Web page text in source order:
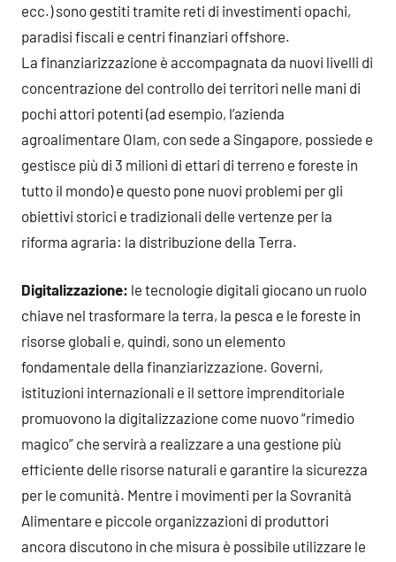
ecc.) sono gestiti tramite reti di investimenti opachi,
paradisi fiscali e centri finanziari offshore.
La finanziarizzazione è accompagnata da nuovi livelli di
concentrazione del controllo dei territori nelle mani di
pochi attori potenti (ad esempio, l’azienda
agroalimentare Olam, con sede a Singapore, possiede e
gestisce più di 3 milioni di ettari di terreno e foreste in
tutto il mondo) e questo pone nuovi problemi per gli
obiettivi storici e tradizionali delle vertenze per la
riforma agraria: la distribuzione della Terra.
Digitalizzazione: le tecnologie digitali giocano un ruolo
chiave nel trasformare la terra, la pesca e le foreste in
risorse globali e, quindi, sono un elemento
fondamentale della finanziarizzazione. Governi,
istituzioni internazionali e il settore imprenditoriale
promuovono la digitalizzazione come nuovo “rimedio
magico” che servirà a realizzare a una gestione più
efficiente delle risorse naturali e garantire la sicurezza
per le comunità. Mentre i movimenti per la Sovranità
Alimentare e piccole organizzazioni di produttori
ancora discutono in che misura è possibile utilizzare le